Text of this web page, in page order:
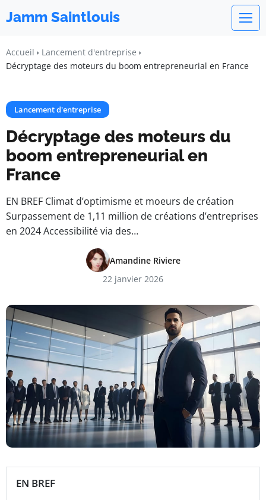
Jamm Saintlouis
Accueil
Lancement d'entreprise
Décryptage des moteurs du boom entrepreneurial en France
Lancement d'entreprise
Décryptage des moteurs du
boom entrepreneurial en
France
EN BREF Climat d’optimisme et moeurs de création
Surpassement de 1,11 million de créations d’entreprises
en 2024 Accessibilité via des…
Amandine Riviere
22 janvier 2026
EN BREF